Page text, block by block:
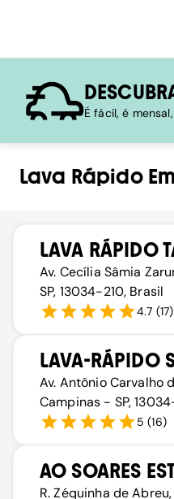
É fácil, é
Lava RápidoEm
LAVA RÁPIDO
Av. Cecília Sâmia
SP, 13034-210, Brasil
4.7 (17)
LAVA-RÁPIDO
Av. Antônio Carvalho
Campinas - SP,
5 (16)
AO SOARES
R. Zéquinha de